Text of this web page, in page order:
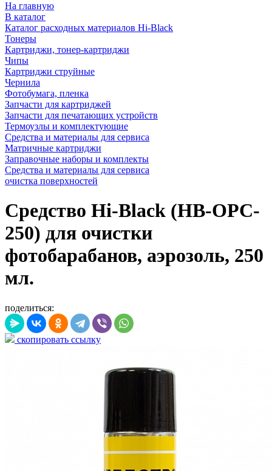
На главную
В каталог
Каталог расходных материалов Hi-Black
Тонеры
Картриджи, тонер-картриджи
Чипы
Картриджи струйные
Чернила
Фотобумага, пленка
Запчасти для картриджей
Запчасти для печатающих устройств
Термоузлы и комплектующие
Средства и материалы для сервиса
Матричные картриджи
Заправочные наборы и комплекты
Средства и материалы для сервиса
очистка поверхностей
Средство Hi-Black (HB-OPC-
250) для очистки
фотобарабанов, аэрозоль, 250
мл.
поделиться:
скопировать ссылку